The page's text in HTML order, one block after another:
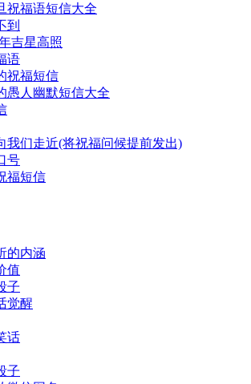
祝福语短信大全
到
吉星高照
语
祝福短信
愚人幽默短信大全
我们走近(将祝福问候提前发出)
号
福短信
的内涵
值
子
觉醒
话
子